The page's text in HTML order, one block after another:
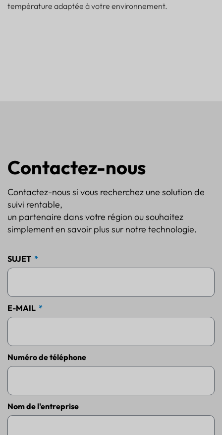
température adaptée à votre environnement.
Contactez-nous
Contactez-nous si vous recherchez une solution de
suivi rentable,
un partenaire dans votre région ou souhaitez
simplement en savoir plus sur notre technologie.
SUJET
E-MAIL
Numéro de téléphone
Nom de l'entreprise